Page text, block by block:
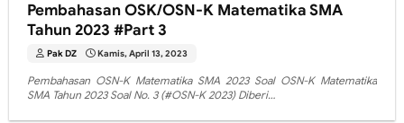
Pembahasan OSK/OSN-K Matematika SMA
Tahun 2023 #Part 3
Pak DZ Kamis, April 13, 2023
Pembahasan OSN-K Matematika SMA 2023 Soal OSN-K Matematika
SMA Tahun 2023 Soal No. 3 (#OSN-K 2023) Diberi…